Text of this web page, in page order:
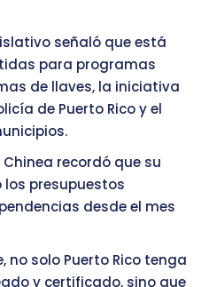
señaló que está
para programas
de llaves, la iniciativa
de Puerto Rico y el
recordó que su
presupuestos
desde el mes
no solo Puerto Rico tenga
y certificado, sino que